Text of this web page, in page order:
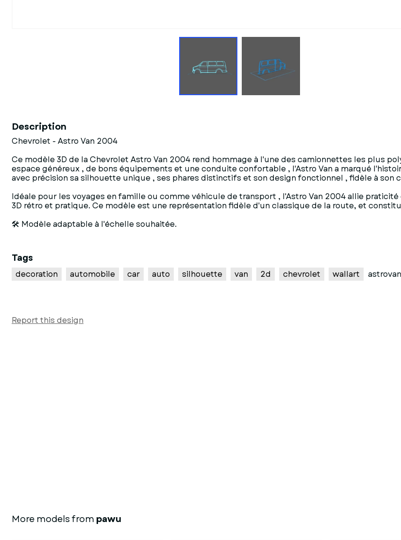
Description
Chevrolet - Astro Van 2004
Ce modèle 3D de la Chevrolet Astro Van 2004 rend hommage à l'une des camionnettes les plus
espace généreux , de bons équipements et une conduite confortable , l'Astro Van a marqué
avec précision sa silhouette unique , ses phares distinctifs et son design fonctionnel , fidèle à
Idéale pour les voyages en famille ou comme véhicule de transport , l'Astro Van 2004 allie
3D rétro et pratique. Ce modèle est une représentation fidèle d'un classique de la route, et
🛠 Modèle adaptable à l'échelle souhaitée.
Tags
decoration automobile car auto silhouette van 2d chevrolet wallart astrovan
Report this design
More models from pawu